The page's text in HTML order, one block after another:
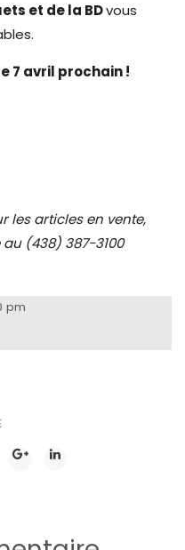
et de la BDvous
7 avril prochain !
les articles en vente,
(438) 387-3100
pm